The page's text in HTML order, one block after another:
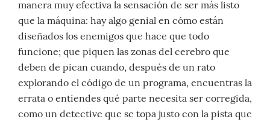
manera muy efectiva la sensación de ser más listo
que la máquina: hay algo genial en cómo están
diseñados los enemigos que hace que todo
funcione; que piquen las zonas del cerebro que
deben de pican cuando, después de un rato
explorando el código de un programa, encuentras la
errata o entiendes qué parte necesita ser corregida,
como un detective que se topa justo con la pista que